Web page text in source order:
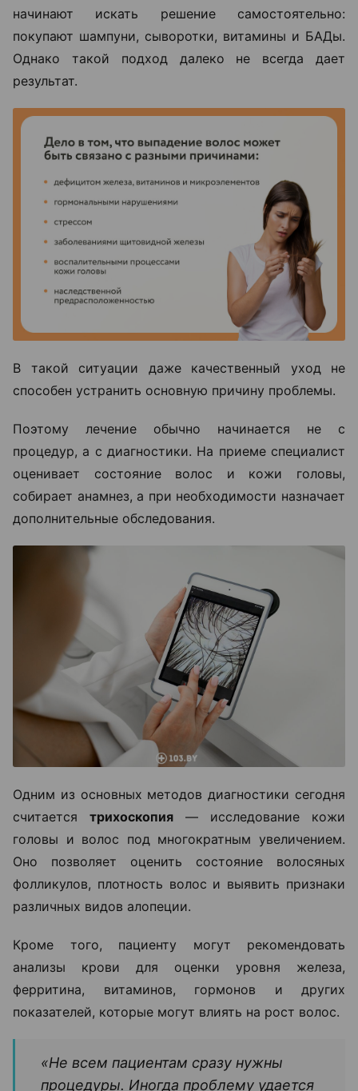
начинают искать решение самостоятельно:
покупают шампуни, сыворотки, витамины и БАДы.
Однако такой подход далеко не всегда дает
результат.
В такой ситуации даже качественный уход не
способен устранить основную причину проблемы.
Поэтому лечение обычно начинается не с
процедур, а с диагностики. На приеме специалист
оценивает состояние волос и кожи головы,
собирает анамнез, а при необходимости назначает
дополнительные обследования.
Одним из основных методов диагностики сегодня
считается трихоскопия — исследование кожи
головы и волос под многократным увеличением.
Оно позволяет оценить состояние волосяных
фолликулов, плотность волос и выявить признаки
различных видов алопеции.
Кроме того, пациенту могут рекомендовать
анализы крови для оценки уровня железа,
ферритина, витаминов, гормонов и других
показателей, которые могут влиять на рост волос.
«Не всем пациентам сразу нужны
процедуры. Иногда проблему удается